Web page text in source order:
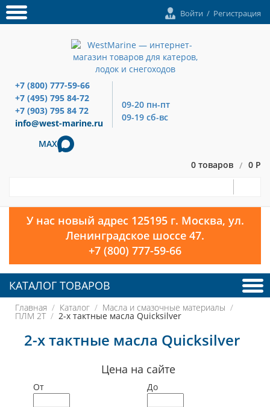
Войти / Регистрация
+7 (800) 777-59-66
+7 (495) 795 84-72
+7 (903) 795 84 72
info@west-marine.ru
09-20 пн-пт
09-19 сб-вс
MAX
0 товаров / 0 Р
У нас новый адрес 125195 г. Москва, ул.
Ленинградское шоссе 47.
+7 (800) 777-59-66
КАТАЛОГ ТОВАРОВ
Главная Каталог Масла и смазочные материалы
ПЛМ 2Т 2-х тактные масла Quicksilver
2-х тактные масла Quicksilver
Цена на сайте
От До